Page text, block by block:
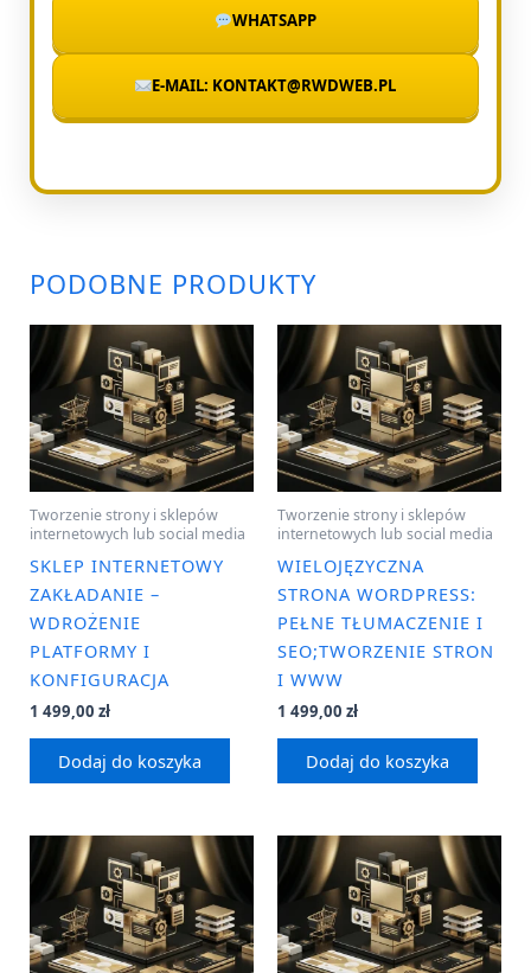
WHATSAPP
E-MAIL: KONTAKT@RWDWEB.PL
PODOBNE PRODUKTY
Tworzenie strony i sklepów
internetowych lub social media
SKLEP INTERNETOWY
ZAKŁADANIE –
WDROŻENIE
PLATFORMY I
KONFIGURACJA
1 499,00 zł
Dodaj do koszyka
Tworzenie strony i sklepów
internetowych lub social media
WIELOJĘZYCZNA
STRONA WORDPRESS:
PEŁNE TŁUMACZENIE I
SEO;TWORZENIE STRON
I WWW
1 499,00 zł
Dodaj do koszyka